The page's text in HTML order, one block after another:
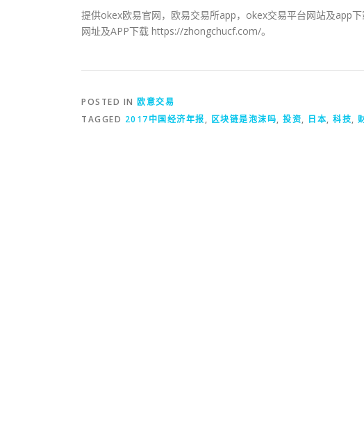
提供okex欧易官网，欧易交易所app，okex交易平台网站及app
网址及APP下载 https://zhongchucf.com/。
POSTED IN 欧意交易
TAGGED 2017中国经济年报, 区块链是泡沫吗, 投资, 日本, 科技,